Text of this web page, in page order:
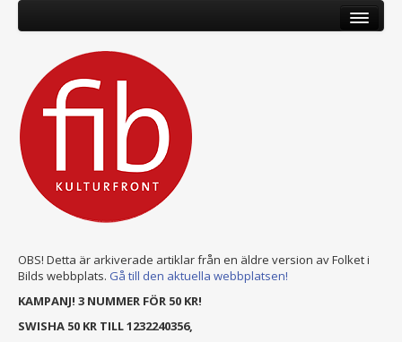
OBS! Detta är arkiverade artiklar från en äldre version av Folket i
Bilds webbplats. Gå till den aktuella webbplatsen!
KAMPANJ! 3 NUMMER FÖR 50 KR!
SWISHA 50 KR TILL 1232240356,